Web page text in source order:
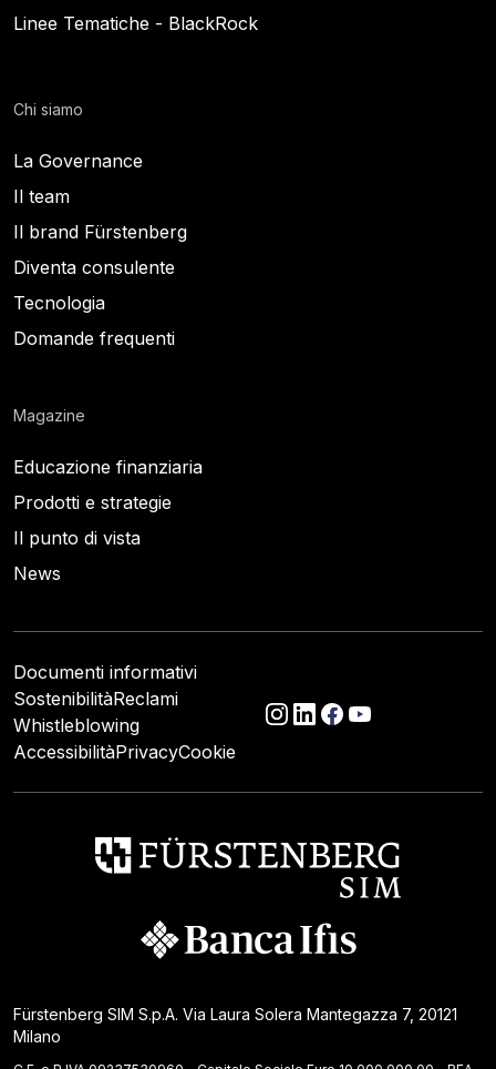
Linee Tematiche - BlackRock
Chi siamo
La Governance
Il team
Il brand Fürstenberg
Diventa consulente
Tecnologia
Domande frequenti
Magazine
Educazione finanziaria
Prodotti e strategie
Il punto di vista
News
Documenti informativi
SostenibilitàReclami
Whistleblowing
AccessibilitàPrivacyCookie
Fürstenberg SIM S.p.A. Via Laura Solera Mantegazza 7, 20121
Milano